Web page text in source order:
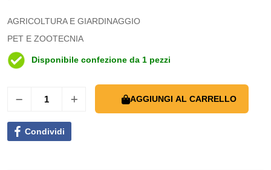
AGRICOLTURA E GIARDINAGGIO
PET E ZOOTECNIA
Disponibile confezione da 1 pezzi
AGGIUNGI AL CARRELLO
Condividi